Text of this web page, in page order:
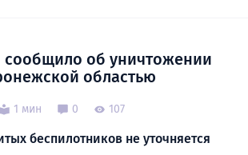
об уничтожении
областью
1 мин 0 107
беспилотников не уточняется